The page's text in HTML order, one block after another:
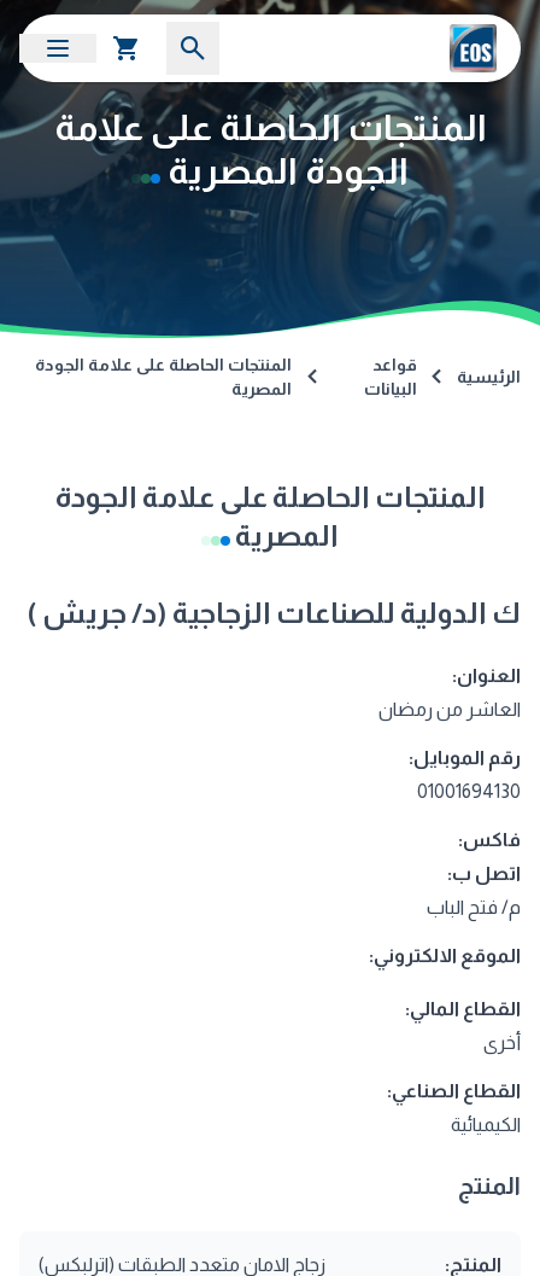
المنتجات الحاصلة على علامة
الجودة المصرية
الرئيسية
قواعد
البيانات
المنتجات الحاصلة على علامة الجودة
المصرية
المنتجات الحاصلة على علامة الجودة
المصرية
ك الدولية للصناعات الزجاجية (د/ جريش )
العنوان:
العاشر من رمضان
رقم الموبايل:
01001694130
فاكس:
اتصل ب:
م/ فتح الباب
الموقع الالكتروني:
القطاع المالي:
أخرى
القطاع الصناعي:
الكيميائية
المنتج
المنتج:
زجاج الامان متعدد الطبقات (اترلبكس)